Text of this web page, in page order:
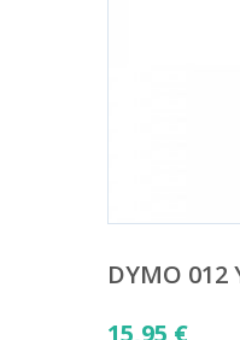
DYMO 012
15,95 €